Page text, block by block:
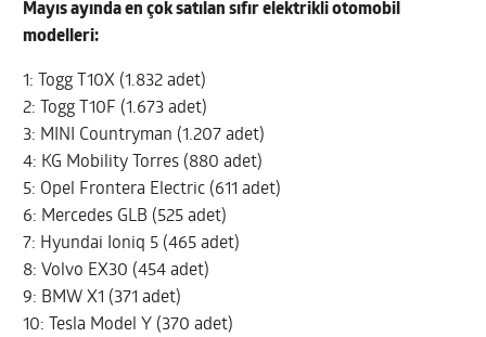
Mayıs ayında en çok satılan sıfır elektrikli otomobil
modelleri:
1: Togg T10X (1.832 adet)
2: Togg T10F (1.673 adet)
3: MINI Countryman (1.207 adet)
4: KG Mobility Torres (880 adet)
5: Opel Frontera Electric (611 adet)
6: Mercedes GLB (525 adet)
7: Hyundai Ioniq 5 (465 adet)
8: Volvo EX30 (454 adet)
9: BMW X1 (371 adet)
10: Tesla Model Y (370 adet)